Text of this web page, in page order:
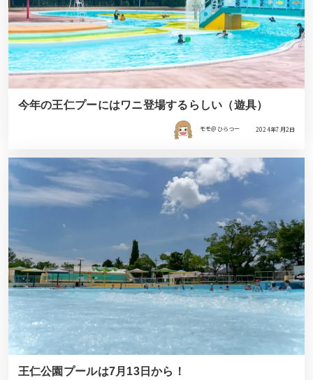
今年の王仁プーにはワニ登場するらしい（遊具）
モモ＠ひらつー 2024年7月2日
王仁公園プールは7月13日から！